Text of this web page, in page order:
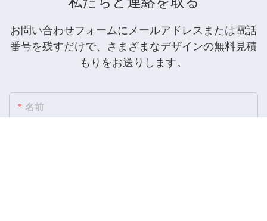
お問い合わせフォームにメールアドレスまたは電話
番号を残すだけで、さまざまなデザインの無料見積
もりをお送りします。
名前